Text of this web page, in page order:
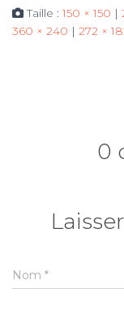
Taille :150 × 150 |
360 × 240 | 272 ×
0
Nom *